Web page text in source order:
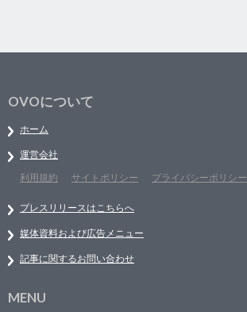
OVOについて
ホーム
運営会社
利用規約
サイトポリシー プライバシーポリシー
プレスリリースはこちらへ
媒体資料および広告メニュー
記事に関するお問い合わせ
MENU